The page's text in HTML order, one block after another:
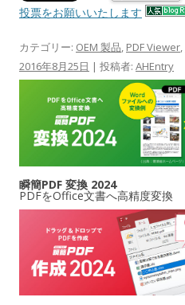
投票をお願いいたします
カテゴリー: OEM 製品, PDF Viewer,
2016年8月25日 | 投稿者: AHEntry
瞬簡PDF 変換 2024
PDFをOffice文書へ高精度変換